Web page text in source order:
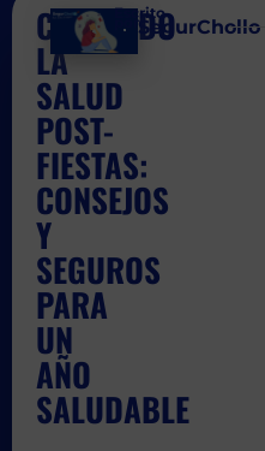
CUIDANDO
LA
SALUD
POST-
FIESTAS:
CONSEJOS
Y
SEGUROS
PARA
UN
AÑO
SALUDABLE
Escrito
por:SegurChollo